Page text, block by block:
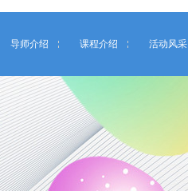
导师介绍 课程介绍 活动风采